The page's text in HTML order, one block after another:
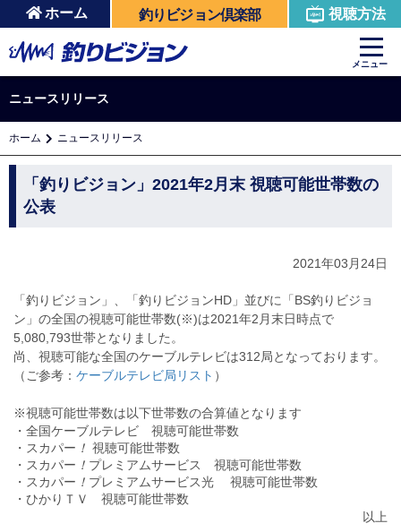
ホーム 釣りビジョン倶楽部 視聴方法
メニュー
ニュースリリース
ホーム ニュースリリース
「釣りビジョン」2021年2月末 視聴可能世帯数の
公表
2021年03月24日
「釣りビジョン」、「釣りビジョンHD」並びに「BS釣りビジョ
ン」の全国の視聴可能世帯数(※)は2021年2月末日時点で
5,080,793世帯となりました。
尚、視聴可能な全国のケーブルテレビは312局となっております。
（ご参考： ケーブルテレビ局リスト ）
※視聴可能世帯数は以下世帯数の合算値となります
・全国ケーブルテレビ 視聴可能世帯数
・スカパー ！ 視聴可能世帯数
・スカパー ！ プレミアムサービス 視聴可能世帯数
・スカパー ！ プレミアムサービス光 視聴可能世帯数
・ひかりＴＶ 視聴可能世帯数
以上